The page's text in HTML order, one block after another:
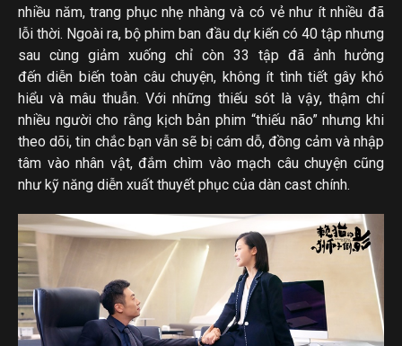
nhiều năm, trang phục nhẹ nhàng và có vẻ như ít nhiều đã
lỗi thời. Ngoài ra, bộ phim ban đầu dự kiến có 40 tập nhưng
sau cùng giảm xuống chỉ còn 33 tập đã ảnh hưởng
đến diễn biến toàn câu chuyện, không ít tình tiết gây khó
hiểu và mâu thuẫn. Với những thiếu sót là vậy, thậm chí
nhiều người cho rằng kịch bản phim “thiếu não” nhưng khi
theo dõi, tin chắc bạn vẫn sẽ bị cám dỗ, đồng cảm và nhập
tâm vào nhân vật, đắm chìm vào mạch câu chuyện cũng
như kỹ năng diễn xuất thuyết phục của dàn cast chính.